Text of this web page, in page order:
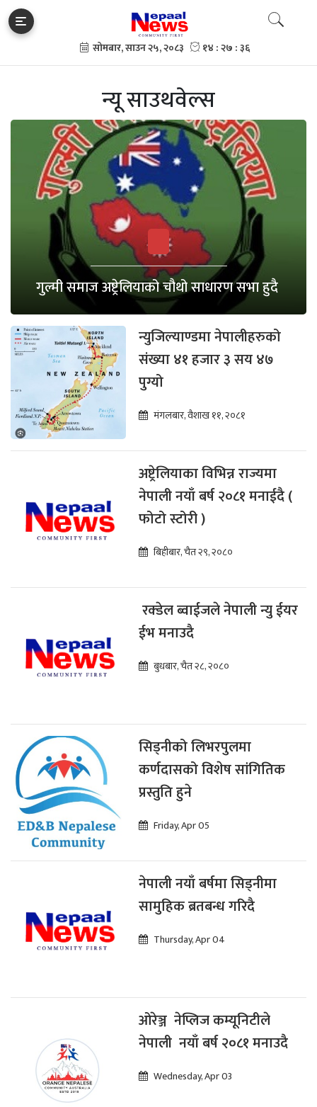
न्यू साउथवेल्स
गुल्मी समाज अष्ट्रेलियाको चौथो साधारण सभा हुदै
न्युजिल्याण्डमा नेपालीहरुको
संख्या ४१ हजार ३ सय ४७
पुग्यो
मंगलबार, वैशाख ११, २०८१
अष्ट्रेलियाका विभिन्न राज्यमा
नेपाली नयाँ बर्ष २०८१ मनाईदै (
फोटो स्टोरी )
बिहीबार, चैत २९, २०८०
रक्डेल ब्वाईजले नेपाली न्यु ईयर
ईभ मनाउदै
बुधबार, चैत २८, २०८०
सिड्नीको लिभरपुलमा
कर्णदासको विशेष सांगितिक
प्रस्तुति हुने
Friday, Apr 05
नेपाली नयाँ बर्षमा सिड्नीमा
सामुहिक ब्रतबन्ध गरिदै
Thursday, Apr 04
ओरेञ्ज नेप्लिज कम्यूनिटीले
नेपाली नयाँ बर्ष २०८१ मनाउदै
Wednesday, Apr 03